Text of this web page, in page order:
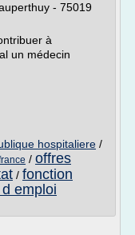
- 75019
à
un médecin
hospitaliere /
/ offres
/ fonction
emploi